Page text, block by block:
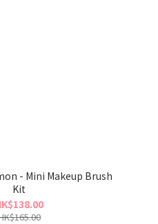
- Mini Makeup Brush
Kit